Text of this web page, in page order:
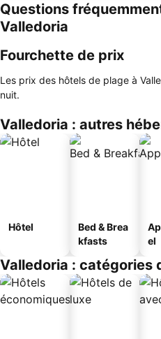
Questions
Valledoria
Fourchette de prix
Les prix des hôtels de plage à
nuit.
Valledoria : autres
Hôtel
Bed & Brea
kfasts
el
Valledoria : catégories